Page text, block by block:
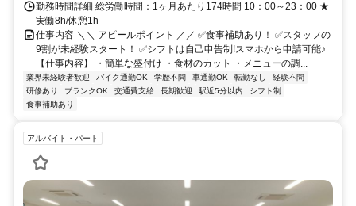
勤務時間詳細 総労働時間：1ヶ月あたり174時間 10：00～23：00 ★
実働8h/休憩1h
仕事内容 ＼＼ アピールポイント ／／ ✅食事補助あり！ ✅スタッフの
9割が未経験スタート！ ✅シフトは自己申告制!スマホから申請可能♪
【仕事内容】 ・簡単な盛付け ・食材のカット ・メニューの調...
業界未経験者歓迎 バイク通勤OK 学歴不問 車通勤OK 転勤なし
経験不問
研修あり
ブランクOK 交通費支給 長期歓迎 駅近5分以内
シフト制
食事補助あり
アルバイト・パート